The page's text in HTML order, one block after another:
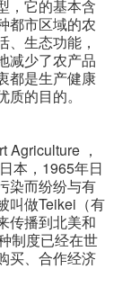
它的基本含
都市区域的农
、生态功能，
减少了农产品
都是生产健康
的目的。
，
本，1965年日
染而纷纷与有
叫做Teikei（有
传播到北美和
制度已经在世
买、合作经济